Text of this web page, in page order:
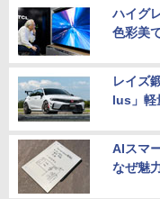
ハイグ
色彩美
レイズ
lus」軽
AIスマ
なぜ魅